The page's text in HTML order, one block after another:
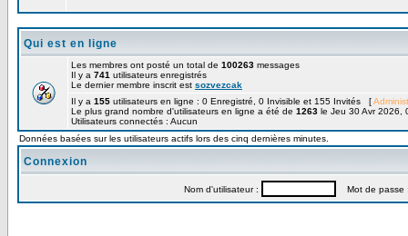
Qui est en ligne
Les membres ont posté un total de 100263 messages
Il y a 741 utilisateurs enregistrés
Le dernier membre inscrit est sozvezcak
Il y a 155 utilisateurs en ligne : 0 Enregistré, 0 Invisible et 155 Invités [
Le plus grand nombre d'utilisateurs en ligne a été de 1263 le Jeu 30 Avr 2026,
Utilisateurs connectés : Aucun
Données basées sur les utilisateurs actifs lors des cinq dernières minutes.
Connexion
Nom d'utilisateur : Mot de passe